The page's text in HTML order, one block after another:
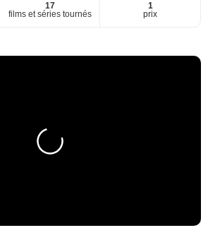
17
films et séries tournés
1
prix